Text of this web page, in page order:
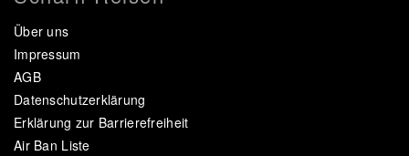
Über uns
Impressum
AGB
Datenschutzerklärung
Erklärung zur Barrierefreiheit
Air Ban Liste